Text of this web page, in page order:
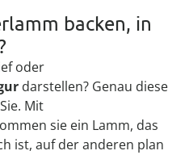
backen, in
oder
darstellen? Genau diese
Mit
sie ein Lamm, das
ist, auf der anderen plan